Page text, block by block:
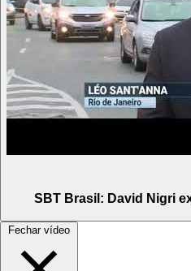
SBT Brasil: David Nigri
Fechar vídeo